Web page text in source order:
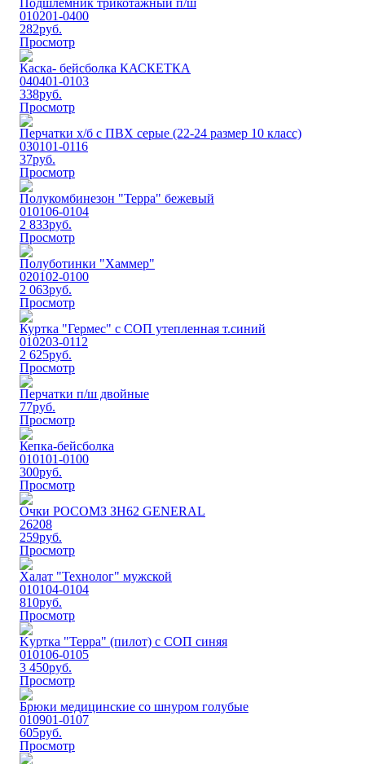
Подшлемник трикотажный п/ш
010201-0400
282руб.
Просмотр
Каска- бейсболка КАСКЕТКА
040401-0103
338руб.
Просмотр
Перчатки х/б с ПВХ серые (22-24 размер 10 класс)
030101-0116
37руб.
Просмотр
Полукомбинезон "Терра" бежевый
010106-0104
2 833руб.
Просмотр
Полуботинки "Хаммер"
020102-0100
2 063руб.
Просмотр
Куртка "Гермес" с СОП утепленная т.синий
010203-0112
2 625руб.
Просмотр
Перчатки п/ш двойные
77руб.
Просмотр
Кепка-бейсболка
010101-0100
300руб.
Просмотр
Очки РОСОМЗ ЗН62 GENERAL
26208
259руб.
Просмотр
Халат "Технолог" мужской
010104-0104
810руб.
Просмотр
Kуртка "Терра" (пилот) с СОП синяя
010106-0105
3 450руб.
Просмотр
Брюки медицинские со шнуром голубые
010901-0107
605руб.
Просмотр